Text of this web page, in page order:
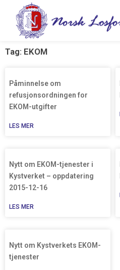
innholdet
Tag: EKOM
Påminnelse om
refusjonsordningen for
EKOM-utgifter
LES MER
Nytt om EKOM-tjenester i
Kystverket – oppdatering
2015-12-16
LES MER
Nytt om Kystverkets EKOM-
tjenester